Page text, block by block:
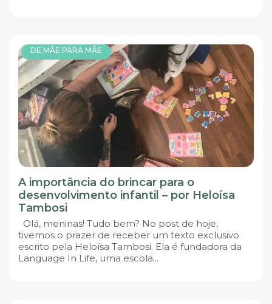
DE MÃE PARA MÃE
A importância do brincar para o
desenvolvimento infantil – por Heloísa
Tambosi
Olá, meninas! Tudo bem? No post de hoje,
tivemos o prazer de receber um texto exclusivo
escrito pela Heloísa Tambosi. Ela é fundadora da
Language In Life, uma escola...